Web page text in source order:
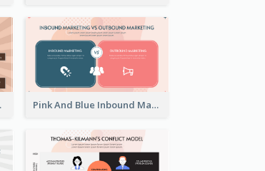
Analysis Pink And Blue Inbound Marketing vs Outbound marketing Strategic Analysis